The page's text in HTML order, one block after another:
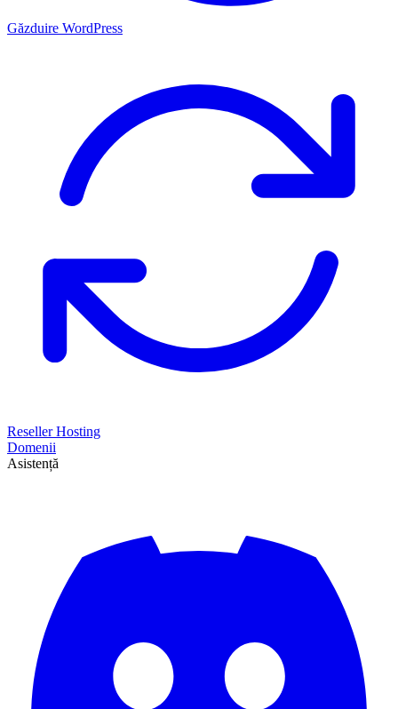
Găzduire WordPress
Reseller Hosting
Domenii
Asistență